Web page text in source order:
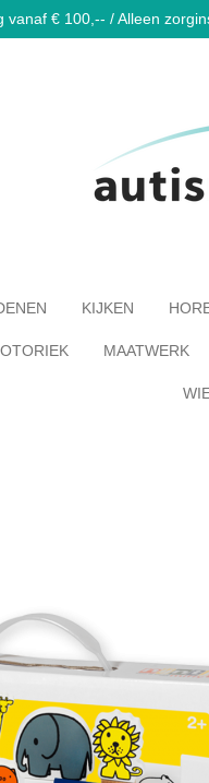
vanaf € 100,-- / Alleen
KIJKEN
MAATWERK